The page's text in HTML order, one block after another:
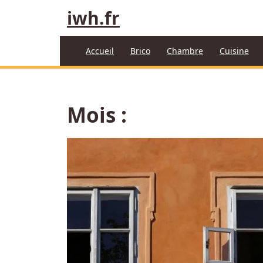
iwh.fr
Accueil Brico Chambre Cuisine
Mois :